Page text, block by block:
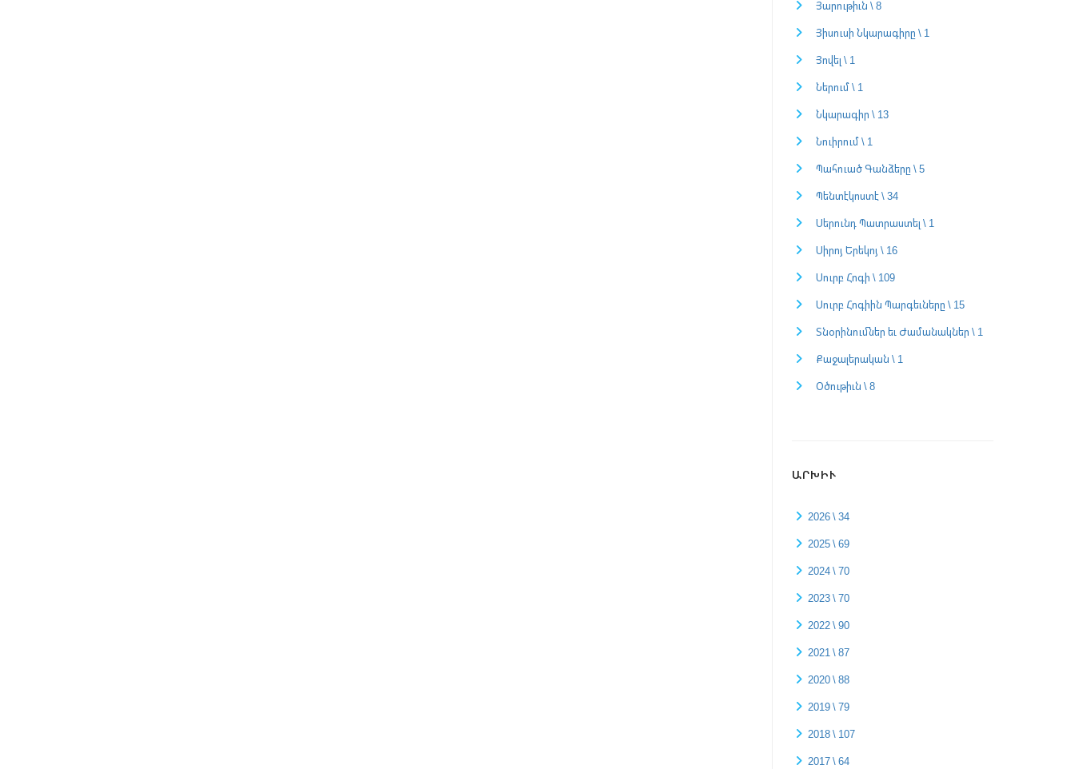
Յարութիւն \ 8
Յիսուսի Նկարագիրը \ 1
Յովել \ 1
Ներում \ 1
Նկարագիր \ 13
Նուիրում \ 1
Պահուած Գանձերը \ 5
Պենտէկոստէ \ 34
Սերունդ Պատրաստել \ 1
Սիրոյ Երեկոյ \ 16
Սուրբ Հոգի \ 109
Սուրբ Հոգիին Պարգեւները \ 15
Տնօրինումներ եւ Ժամանակներ \ 1
Քաջալերական \ 1
Օծութիւն \ 8
ԱՐԽԻՒ
2026 \ 34
2025 \ 69
2024 \ 70
2023 \ 70
2022 \ 90
2021 \ 87
2020 \ 88
2019 \ 79
2018 \ 107
2017 \ 64